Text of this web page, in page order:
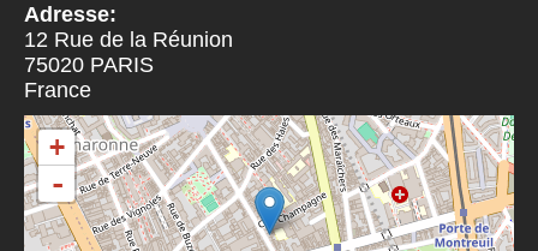
Adresse:
12 Rue de la Réunion
75020 PARIS
France
+
-